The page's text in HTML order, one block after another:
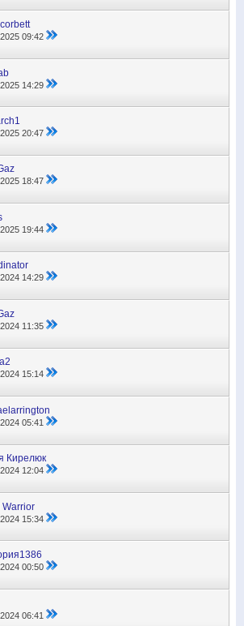
09:42
14:29
20:47
18:47
19:44
14:29
11:35
15:14
05:41
Кирелюк
12:04
Warrior
15:34
00:50
06:41